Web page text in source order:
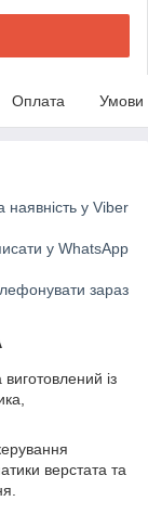
Оплата Умови
наявність у Viber
у WhatsApp
зараз
із
верстата та